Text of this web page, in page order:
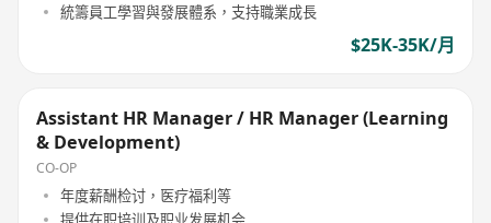
統籌員工學習與發展體系，支持職業成長
$25K-35K/月
Assistant HR Manager / HR Manager (Learning
& Development)
CO-OP
年度薪酬检讨，医疗福利等